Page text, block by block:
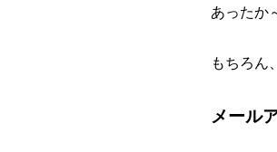
あったか
もちろん
メール